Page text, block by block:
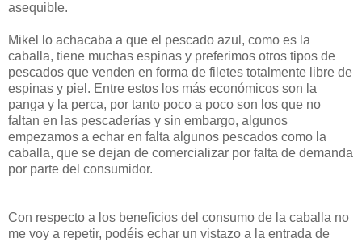
asequible.
Mikel lo achacaba a que el pescado azul, como es la
caballa, tiene muchas espinas y preferimos otros tipos de
pescados que venden en forma de filetes totalmente libre de
espinas y piel. Entre estos los más económicos son la
panga y la perca, por tanto poco a poco son los que no
faltan en las pescaderías y sin embargo, algunos
empezamos a echar en falta algunos pescados como la
caballa, que se dejan de comercializar por falta de demanda
por parte del consumidor.
Con respecto a los beneficios del consumo de la caballa no
me voy a repetir, podéis echar un vistazo a la entrada de